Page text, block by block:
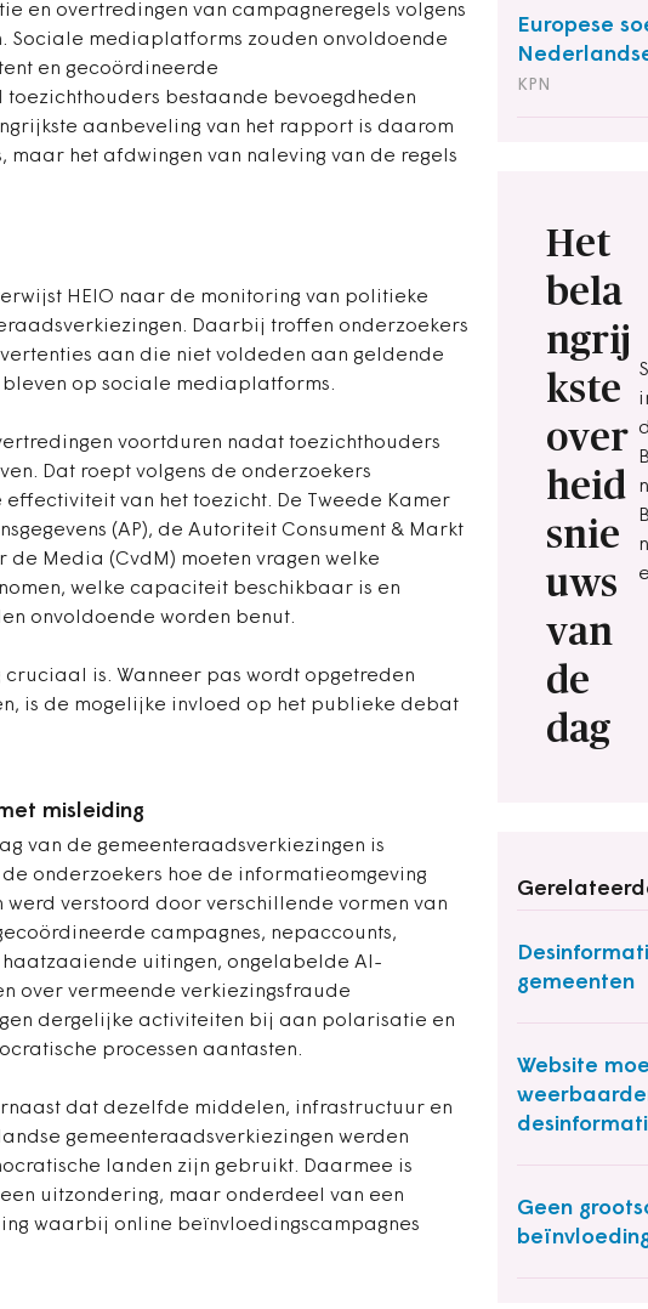
en overtredingen van campagneregels volgens
Sociale mediaplatforms zouden onvoldoende
en gecoördineerde
bestaande bevoegdheden
aanbeveling van het rapport is daarom
maar het afdwingen van naleving van de regels
Europese
KPN
Het
bela
ngrij
kste
over
heid
snie
uws
van
de
dag
gemeenten
Website
Geen
HEIO naar de monitoring van politieke
Daarbij troffen onderzoekers
aan die niet voldeden aan geldende
op sociale mediaplatforms.
voortduren nadat toezichthouders
Dat roept volgens de onderzoekers
van het toezicht. De Tweede Kamer
(AP), de Autoriteit Consument & Markt
de Media (CvdM) moeten vragen welke
welke capaciteit beschikbaar is en
onvoldoende worden benut.
is. Wanneer pas wordt opgetreden
is de mogelijke invloed op het publieke debat
misleiding
van de gemeenteraadsverkiezingen is
onderzoekers hoe de informatieomgeving
werd verstoord door verschillende vormen van
campagnes, nepaccounts,
uitingen, ongelabelde AI-
over vermeende verkiezingsfraude
dergelijke activiteiten bij aan polarisatie en
processen aantasten.
dat dezelfde middelen, infrastructuur en
gemeenteraadsverkiezingen werden
landen zijn gebruikt. Daarmee is
uitzondering, maar onderdeel van een
waarbij online beïnvloedingscampagnes